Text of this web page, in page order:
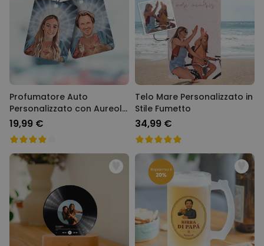
Profumatore Auto
Personalizzato con Aureola
e Faccia Set da 2
19,99 €
Telo Mare Personalizzato in
Stile Fumetto
34,99 €